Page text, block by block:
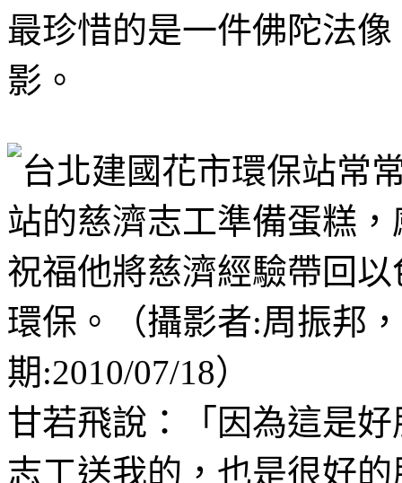
最珍惜的是一件佛陀法
影。
甘若飛說：「因為這是
志工送我的，也是很好